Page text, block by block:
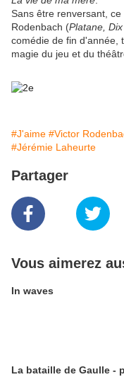
Sans être renversant,
Rodenbach (Platane,
comédie de fin d'année,
magie du jeu et du
#J'aime #Victor
#Jérémie Laheurte
Partager
Vous aimerez
In waves
La bataille de Gaulle -